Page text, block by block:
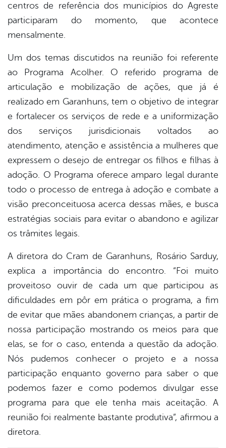
centros de referência dos municípios do Agreste
participaram do momento, que acontece
mensalmente.
Um dos temas discutidos na reunião foi referente
ao Programa Acolher. O referido programa de
articulação e mobilização de ações, que já é
realizado em Garanhuns, tem o objetivo de integrar
e fortalecer os serviços de rede e a uniformização
dos serviços jurisdicionais voltados ao
atendimento, atenção e assistência a mulheres que
expressem o desejo de entregar os filhos e filhas à
adoção. O Programa oferece amparo legal durante
todo o processo de entrega à adoção e combate a
visão preconceituosa acerca dessas mães, e busca
estratégias sociais para evitar o abandono e agilizar
os trâmites legais.
A diretora do Cram de Garanhuns, Rosário Sarduy,
explica a importância do encontro. “Foi muito
proveitoso ouvir de cada um que participou as
dificuldades em pôr em prática o programa, a fim
de evitar que mães abandonem crianças, a partir de
nossa participação mostrando os meios para que
elas, se for o caso, entenda a questão da adoção.
Nós pudemos conhecer o projeto e a nossa
participação enquanto governo para saber o que
podemos fazer e como podemos divulgar esse
programa para que ele tenha mais aceitação. A
reunião foi realmente bastante produtiva”, afirmou a
diretora.